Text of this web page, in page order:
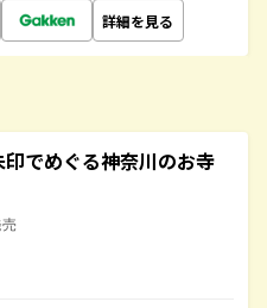
詳細を見る
でめぐる神奈川のお寺